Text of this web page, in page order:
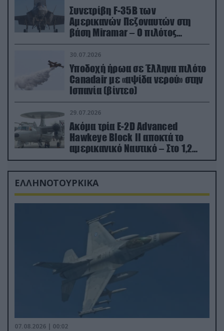
Συνετρίβη F-35B των
Αμερικανών Πεζοναυτών στη
βάση Miramar – Ο πιλότος
εκτινάχθηκε εγκαίρως
30.07.2026
Υποδοχή ήρωα σε Έλληνα πιλότο
Canadair με «αψίδα νερού» στην
Ισπανία (βίντεο)
29.07.2026
Ακόμα τρία E-2D Advanced
Hawkeye Block II αποκτά το
αμερικανικό Ναυτικό – Στο 1,2
δισ.δολάρια το κόστος
ΕΛΛΗΝΟΤΟΥΡΚΙΚΑ
07.08.2026 | 00:02